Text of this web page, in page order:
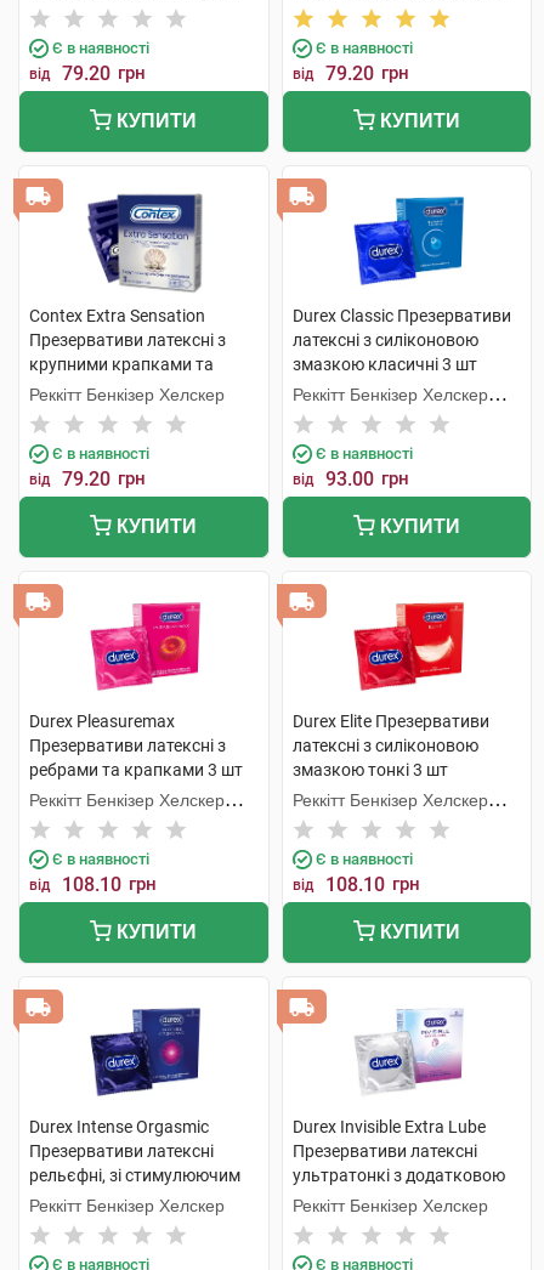
Мануфектурінг
Є в наявності
від 79.20 грн
КУПИТИ
Мануфектурінг
Є в наявності
від 79.20 грн
КУПИТИ
Contex Extra Sensation
Презервативи латексні з
крупними крапками та
ребрами 3 шт
Реккітт Бенкізер Хелскер
Є в наявності
від 79.20 грн
КУПИТИ
Durex Classic Презервативи
латексні з силіконовою
змазкою класичні 3 шт
Реккітт Бенкізер Хелскер
Мануфектурінг
Є в наявності
від 93.00 грн
КУПИТИ
Durex Pleasuremax
Презервативи латексні з
ребрами та крапками 3 шт
Реккітт Бенкізер Хелскер
Мануфектурінг
Є в наявності
від 108.10 грн
КУПИТИ
Durex Elite Презервативи
латексні з силіконовою
змазкою тонкі 3 шт
Реккітт Бенкізер Хелскер
Мануфектурінг
Є в наявності
від 108.10 грн
КУПИТИ
Durex Intense Orgasmic
Презервативи латексні
рельєфні, зі стимулюючим
гелем-змазкою 3 шт
Реккітт Бенкізер Хелскер
Є в наявності
Durex Invisible Extra Lube
Презервативи латексні
ультратонкі з додатковою
змазкою 3 шт
Реккітт Бенкізер Хелскер
Є в наявності